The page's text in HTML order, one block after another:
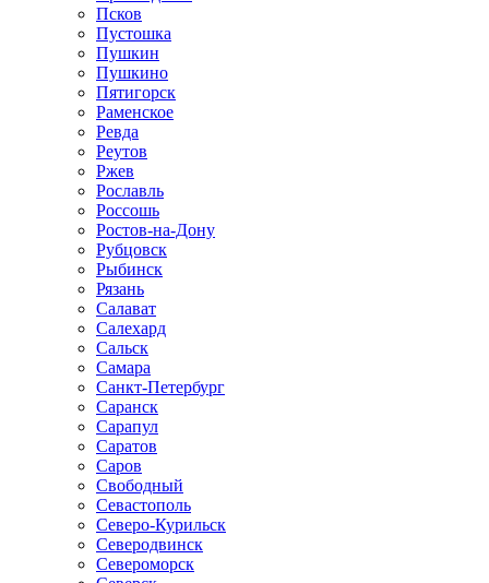
Псков
Пустошка
Пушкин
Пушкино
Пятигорск
Раменское
Ревда
Реутов
Ржев
Рославль
Россошь
Ростов-на-Дону
Рубцовск
Рыбинск
Рязань
Салават
Салехард
Сальск
Самара
Санкт-Петербург
Саранск
Сарапул
Саратов
Саров
Свободный
Севастополь
Северо-Курильск
Северодвинск
Североморск